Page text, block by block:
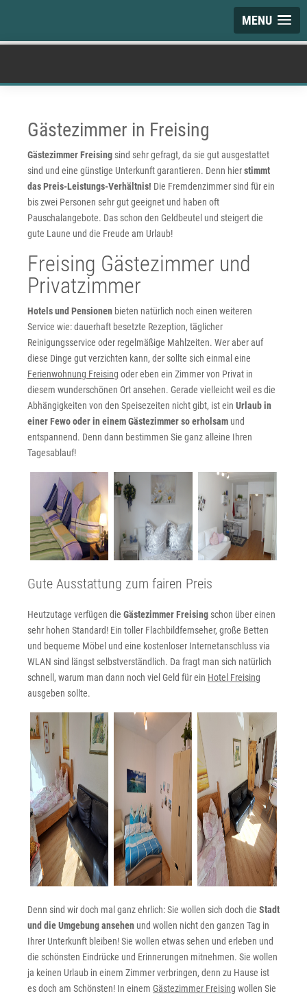
MENU
Gästezimmer in Freising
Gästezimmer Freising sind sehr gefragt, da sie gut ausgestattet
sind und eine günstige Unterkunft garantieren. Denn hierstimmt
das Preis-Leistungs-Verhältnis! Die Fremdenzimmer sind für ein
bis zwei Personen sehr gut geeignet und haben oft
Pauschalangebote. Das schon den Geldbeutel und steigert die
gute Laune und die Freude am Urlaub!
Freising Gästezimmer und
Privatzimmer
Hotels und Pensionen bieten natürlich noch einen weiteren
Service wie: dauerhaft besetzte Rezeption, täglicher
Reinigungsservice oder regelmäßige Mahlzeiten. Wer aber auf
diese Dinge gut verzichten kann, der sollte sich einmal eine
Ferienwohnung Freising oder eben ein Zimmer von Privat in
diesem wunderschönen Ort ansehen. Gerade vielleicht weil es die
Abhängigkeiten von den Speisezeiten nicht gibt, ist ein Urlaub in
einer Fewo oder in einem Gästezimmer so erholsam und
entspannend. Denn dann bestimmen Sie ganz alleine Ihren
Tagesablauf!
Gute Ausstattung zum fairen Preis
Heutzutage verfügen die Gästezimmer Freising schon über einen
sehr hohen Standard! Ein toller Flachbildfernseher, große Betten
und bequeme Möbel und eine kostenloser Internetanschluss via
WLAN sind längst selbstverständlich. Da fragt man sich natürlich
schnell, warum man dann noch viel Geld für ein Hotel Freising
ausgeben sollte.
Denn sind wir doch mal ganz ehrlich: Sie wollen sich doch die Stadt
und die Umgebung ansehen und wollen nicht den ganzen Tag in
Ihrer Unterkunft bleiben! Sie wollen etwas sehen und erleben und
die schönsten Eindrücke und Erinnerungen mitnehmen. Sie wollen
ja keinen Urlaub in einem Zimmer verbringen, denn zu Hause ist
es doch am Schönsten! In einem Gästezimmer Freising wollen Sie